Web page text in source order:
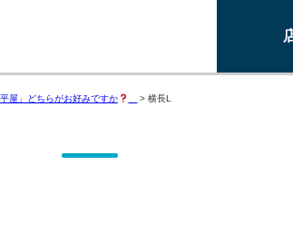
屋」どちらがお好みですか >横長L